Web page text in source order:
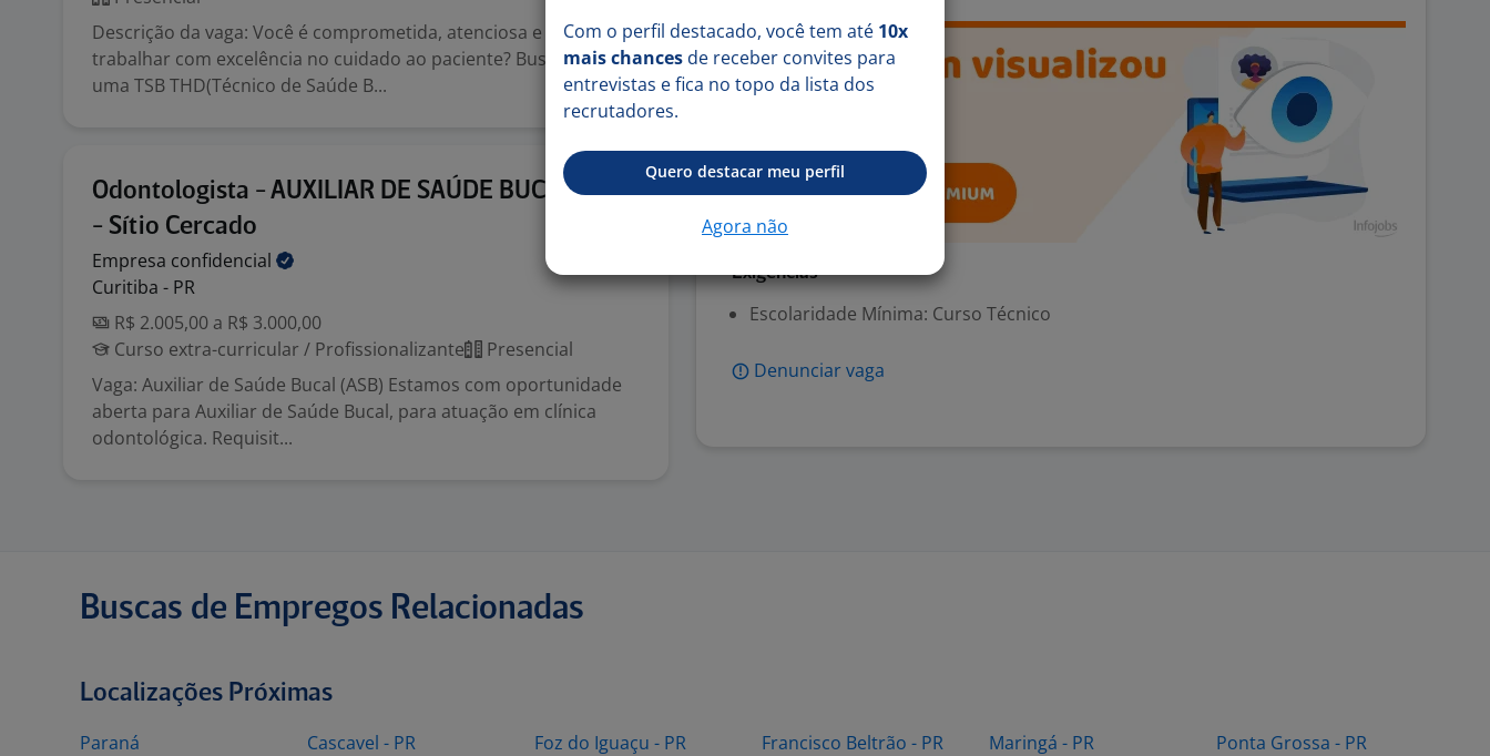
Descrição da vaga: Você é comprometida, atenciosa e ama
trabalhar com excelência no cuidado ao paciente? Buscamos
uma TSB THD(Técnico de Saúde B...
Odontologista - AUXILIAR DE SAÚDE BUCAL
- Sítio Cercado
Empresa confidencial
Curitiba - PR
R$ 2.005,00 a R$ 3.000,00
Curso extra-curricular / Profissionalizante
Presencial
Vaga: Auxiliar de Saúde Bucal (ASB) Estamos com oportunidade
aberta para Auxiliar de Saúde Bucal, para atuação em clínica
odontológica. Requisit...
Exigências
Escolaridade Mínima: Curso Técnico
Denunciar vaga
Buscas de Empregos Relacionadas
Localizações Próximas
Paraná
Cascavel - PR Foz do Iguaçu - PR Francisco Beltrão - PR Maringá - PR Ponta Grossa - PR
Com o perfil destacado, você tem até 10x
mais chances de receber convites para
entrevistas e fica no topo da lista dos
recrutadores.
Quero destacar meu perfil
Agora não